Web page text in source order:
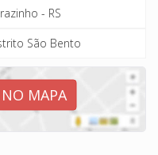
- RS
São Bento
NO MAPA